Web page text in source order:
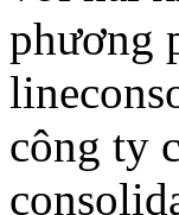
phương
công ty